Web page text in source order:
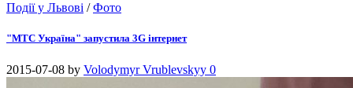
Події у Львові /Фото
"МТС Україна" запустила 3G інтернет
2015-07-08 by Volodymyr Vrublevskyy 0